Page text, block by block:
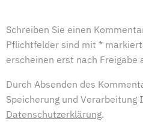
Schreiben Sie einen
Pflichtfelder sind mit *
erscheinen erst nach Freigabe
Durch Absenden des
Speicherung und Verarbeitung
Datenschutzerklärung.